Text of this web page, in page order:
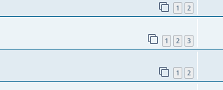
1 2
1 2 3
1 2